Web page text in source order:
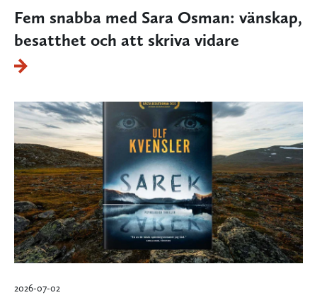
Fem snabba med Sara Osman: vänskap,
besatthet och att skriva vidare
2026-07-02